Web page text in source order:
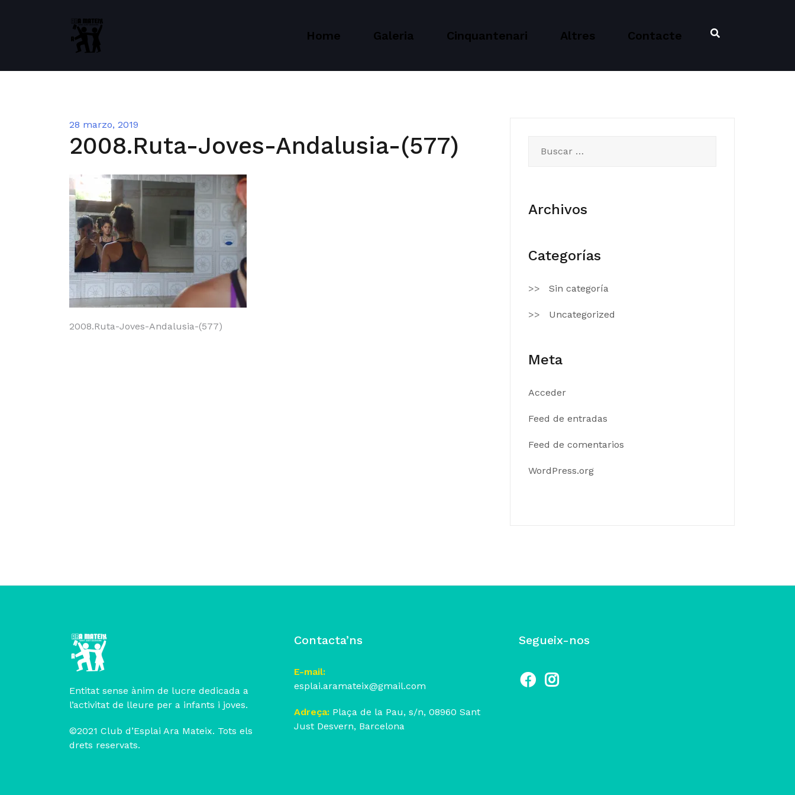
Home Galeria Cinquantenari Altres Contacte
28 marzo, 2019
2008.Ruta-Joves-Andalusia-(577)
Navegación
2008.Ruta-Joves-Andalusia-(577)
Archivos
Categorías
Sin categoría
Uncategorized
Meta
Acceder
Feed de entradas
Feed de comentarios
WordPress.org
Entitat sense ànim de lucre dedicada a
l’activitat de lleure per a infants i joves.
©2021 Club d’Esplai Ara Mateix. Tots els
drets reservats.
Contacta’ns
E-mail:
esplai.aramateix@gmail.com
Adreça: Plaça de la Pau, s/n, 08960 Sant
Just Desvern, Barcelona
Segueix-nos